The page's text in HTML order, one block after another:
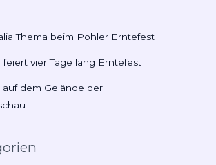
Thema beim Pohler Erntefest
feiert vier Tage lang Erntefest
auf dem Gelände der